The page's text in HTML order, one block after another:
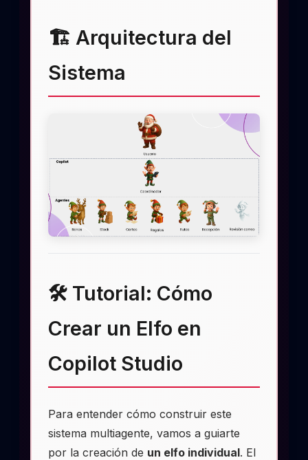
🏗️ Arquitectura del
Sistema
🛠️ Tutorial: Cómo
Crear un Elfo en
Copilot Studio
Para entender cómo construir este
sistema multiagente, vamos a guiarte
por la creación de un elfo individual. El